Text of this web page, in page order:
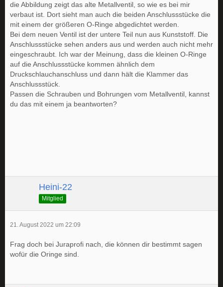
die Abbildung zeigt das alte Metallventil, so wie es bei mir
verbaut ist. Dort sieht man auch die beiden Anschlussstücke die
mit einem der größeren O-Ringe abgedichtet werden.
Bei dem neuen Ventil ist der untere Teil nun aus Kunststoff. Die
Anschlussstücke sehen anders aus und werden auch nicht mehr
eingeschraubt. Ich war der Meinung, dass die kleinen O-Ringe
auf die Anschlussstücke kommen ähnlich dem
Druckschlauchanschluss und dann hält die Klammer das
Anschlussstück.
Passen die Schrauben und Bohrungen vom Metallventil, kannst
du das mit einem ja beantworten?
Heini-22
Mitglied
21. August 2022 um 22:09
Frag doch bei Juraprofi nach, die können dir bestimmt sagen
wofür die Oringe sind.